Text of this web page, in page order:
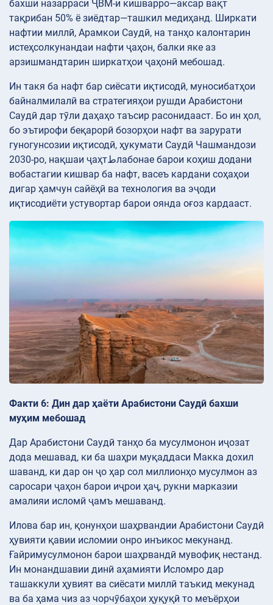
бахши назарраси ҶВМ-и кишварро—аксар вақт
тақрибан 50% ё зиёдтар—ташкил медиҳанд. Ширкати
нафтии миллӣ, Арамкои Саудӣ, на танҳо калонтарин
истеҳсолкунандаи нафти ҷаҳон, балки яке аз
арзишмандтарин ширкатҳои ҷаҳонӣ мебошад.
Ин такя ба нафт бар сиёсати иқтисодӣ, муносибатҳои
байналмилалӣ ва стратегияҳои рушди Арабистони
Саудӣ дар тӯли даҳаҳо таъсир расонидааст. Бо ин ҳол,
бо эътирофи беқарорӣ бозорҳои нафт ва зарурати
гуногунсозии иқтисодӣ, ҳукумати Саудӣ Чашмандози
2030-ро, нақшаи ҷаҳтطлабонае барои коҳиш додани
вобастагии кишвар ба нафт, васеъ кардани соҳаҳои
дигар ҳамчун сайёҳӣ ва технология ва эҷоди
иқтисодиёти устувортар барои оянда оғоз кардааст.
Факти 6: Дин дар ҳаёти Арабистони Саудӣ бахши
муҳим мебошад
Дар Арабистони Саудӣ танҳо ба мусулмонон иҷозат
дода мешавад, ки ба шаҳри муқаддаси Макка дохил
шаванд, ки дар он ҷо ҳар сол миллионҳо мусулмон аз
саросари ҷаҳон барои иҷрои ҳаҷ, рукни марказии
амалияи исломӣ ҷамъ мешаванд.
Илова бар ин, қонунҳои шаҳрвандии Арабистони Саудӣ
ҳувияти қавии исломии онро инъикос мекунанд.
Ғайримусулмонон барои шаҳрвандӣ мувофиқ нестанд.
Ин монандшавии динӣ аҳамияти Исломро дар
ташаккули ҳувият ва сиёсати миллӣ таъкид мекунад
ва ба ҳама чиз аз чорчӯбаҳои ҳуқуқӣ то меъёрҳои